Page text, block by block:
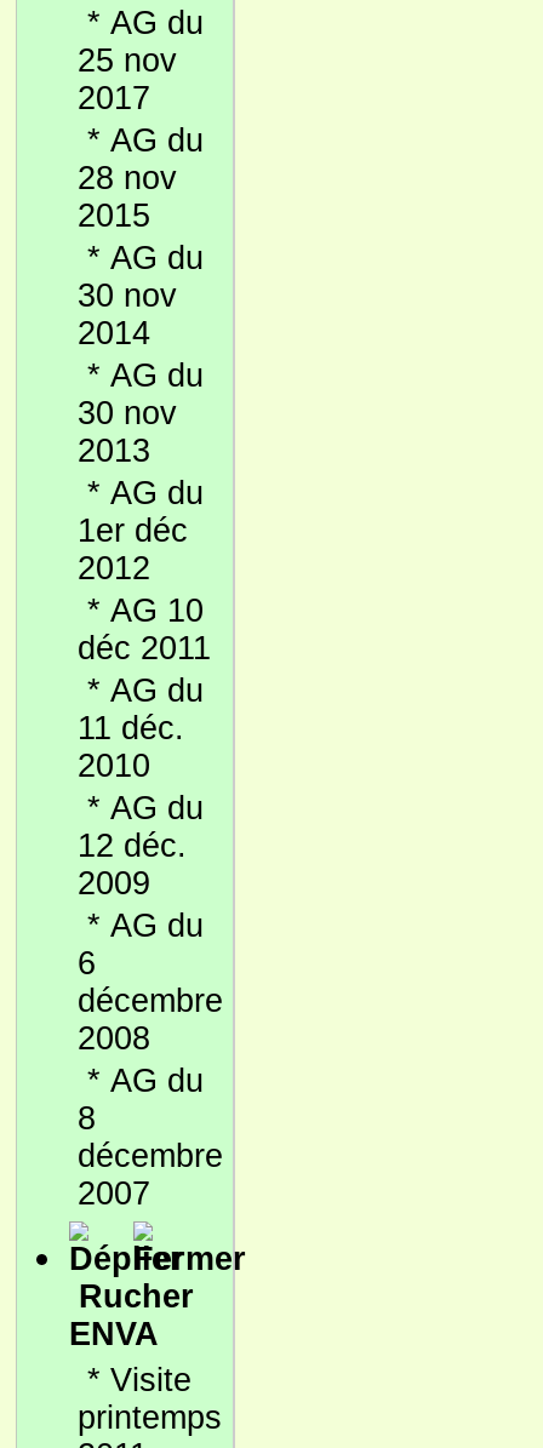
* AG du
25 nov
2017
* AG du
28 nov
2015
* AG du
30 nov
2014
* AG du
30 nov
2013
* AG du
1er déc
2012
* AG 10
déc 2011
* AG du
11 déc.
2010
* AG du
12 déc.
2009
* AG du
6
décembre
2008
* AG du
8
décembre
2007
Rucher
ENVA
* Visite
printemps